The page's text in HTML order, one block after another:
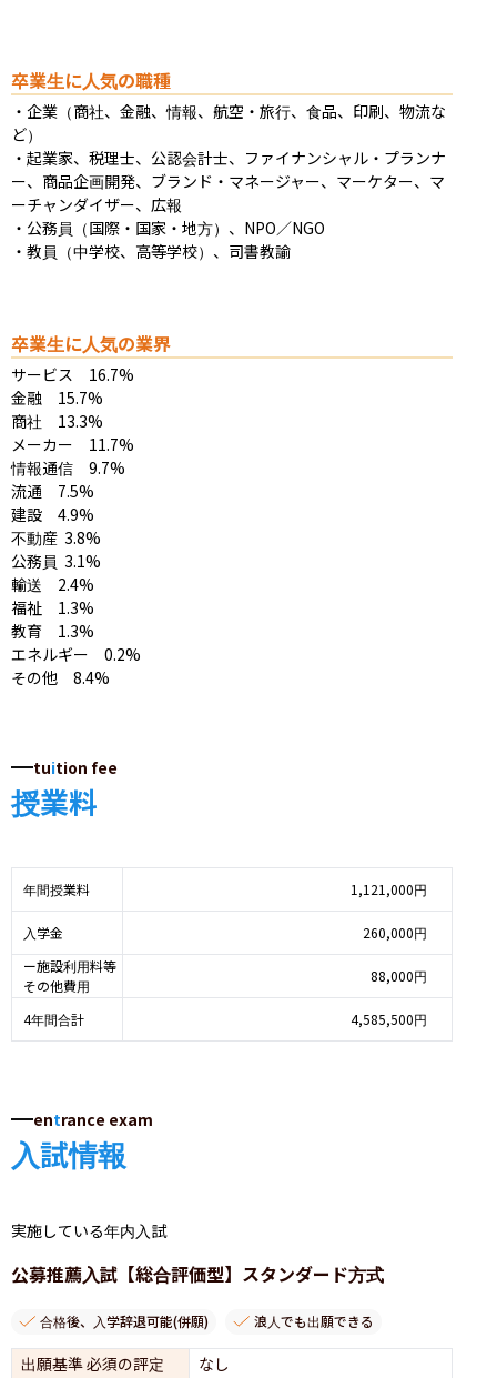
卒業生に人気の職種
・企業（商社、金融、情報、航空・旅行、食品、印刷、物流な
ど）
・起業家、税理士、公認会計士、ファイナンシャル・プランナ
ー、商品企画開発、ブランド・マネージャー、マーケター、マ
ーチャンダイザー、広報
・公務員（国際・国家・地方）、NPO／NGO
・教員（中学校、高等学校）、司書教諭
卒業生に人気の業界
サービス　16.7%
金融　15.7%
商社　13.3%
メーカー　11.7%
情報通信　9.7%
流通　7.5%
建設　4.9%
不動産	3.8%
公務員	3.1%
輸送　2.4%
福祉　1.3%
教育　1.3%
エネルギー　0.2%
その他　8.4%
tuition fee
授業料
年間授業料 1,121,000円
入学金
260,000円
ー施設利用料等
その他費用
88,000円
4年間合計 4,585,500円
entrance exam
入試情報
実施している年内入試
公募推薦入試【総合評価型】スタンダード方式
合格後、入学辞退可能(併願) 浪人でも出願できる
出願基準 必須の評定
なし